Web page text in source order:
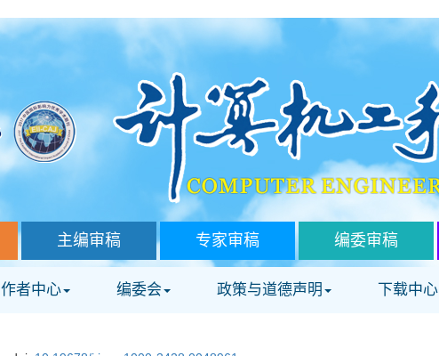
主编审稿 专家审稿 编委审稿
作者中心 编委会 政策与道德声明 下载中心